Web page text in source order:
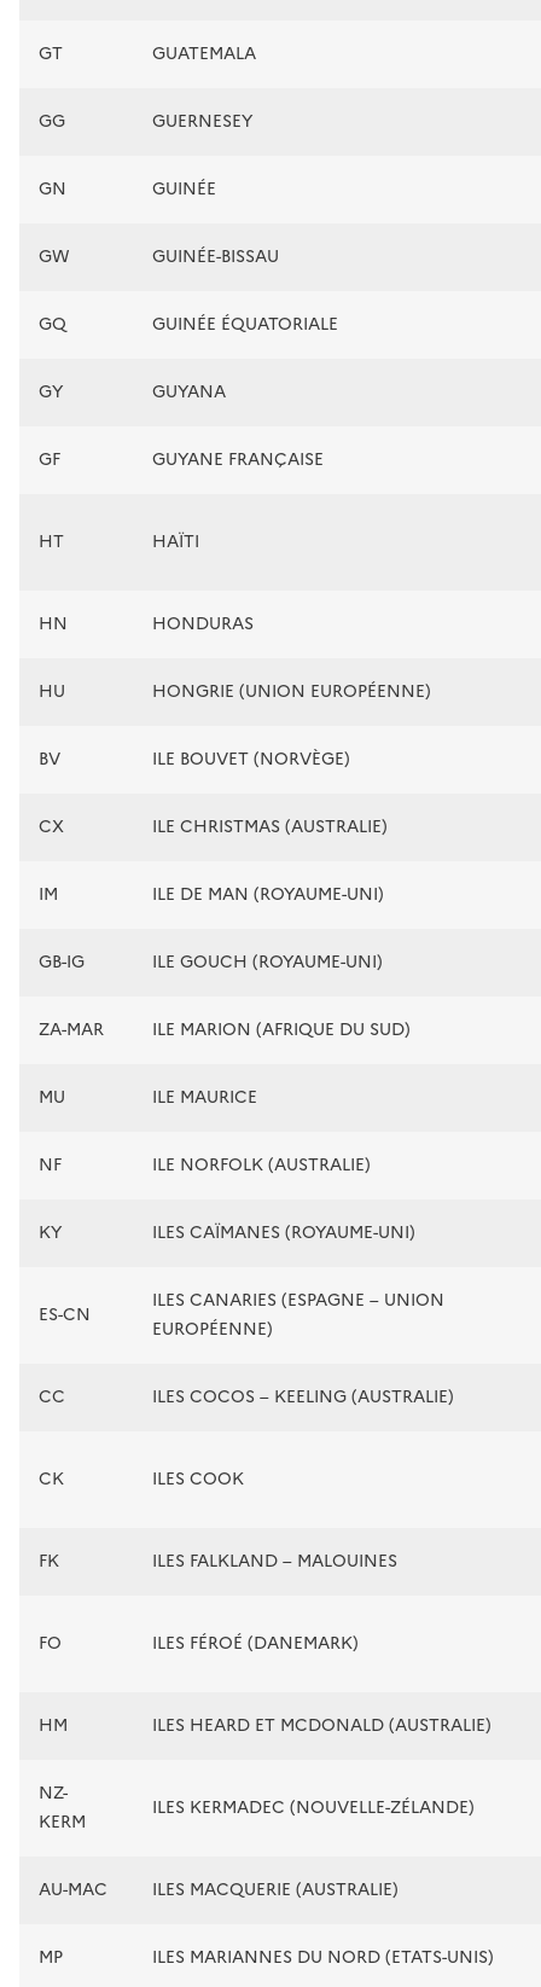
GT GUATEMALA
GG GUERNESEY
GN GUINÉE
GW GUINÉE-BISSAU
GQ GUINÉE ÉQUATORIALE
GY GUYANA
GF GUYANE FRANÇAISE
HT HAÏTI
HN HONDURAS
HU HONGRIE (UNION EUROPÉENNE)
BV ILE BOUVET (NORVÈGE)
CX ILE CHRISTMAS (AUSTRALIE)
IM ILE DE MAN (ROYAUME-UNI)
GB-IG ILE GOUCH (ROYAUME-UNI)
ZA-MAR ILE MARION (AFRIQUE DU SUD)
MU ILE MAURICE
NF ILE NORFOLK (AUSTRALIE)
KY ILES CAÏMANES (ROYAUME-UNI)
ES-CN
ILES CANARIES (ESPAGNE – UNION
EUROPÉENNE)
CC ILES COCOS – KEELING (AUSTRALIE)
CK ILES COOK
FK ILES FALKLAND – MALOUINES
FO ILES FÉROÉ (DANEMARK)
HM ILES HEARD ET MCDONALD (AUSTRALIE)
NZ-
KERM
ILES KERMADEC (NOUVELLE-ZÉLANDE)
AU-MAC ILES MACQUERIE (AUSTRALIE)
MP ILES MARIANNES DU NORD (ETATS-UNIS)